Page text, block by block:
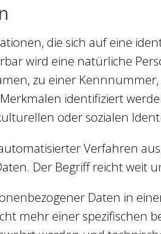
die sich auf eine
wird eine natürliche
zu einer
identifiziert
oder sozialen
Verfahren
Der Begriff reicht weit
Daten in
mehr einer spezifischen